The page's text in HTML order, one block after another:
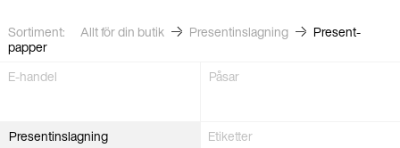
Sortiment: Allt för din butik Present­inslagning
Present­
papper
E-handel
Påsar
Present­inslagning Etiketter